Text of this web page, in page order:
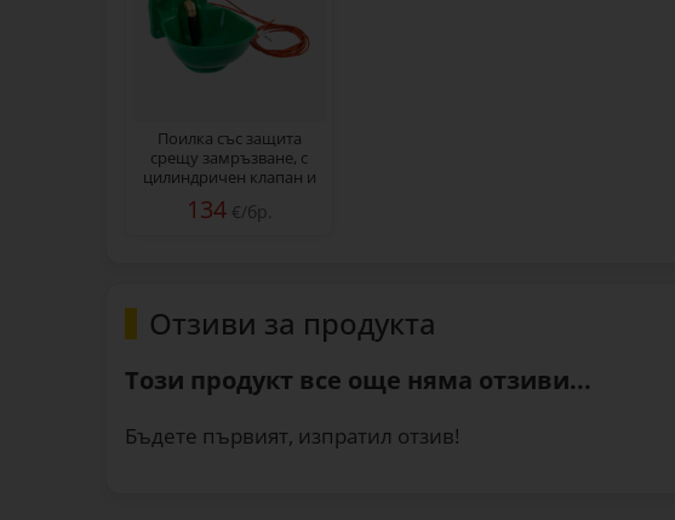
Поилка със защита
срещу замръзване, с
цилиндричен клапан и
2,8 литра
134€/бр.
Отзиви за продукта
Този продукт все още няма отзиви...
Бъдете първият, изпратил отзив!